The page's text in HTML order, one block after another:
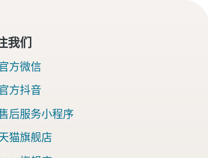
我们
方微信
方抖音
后服务小程序
猫旗舰店